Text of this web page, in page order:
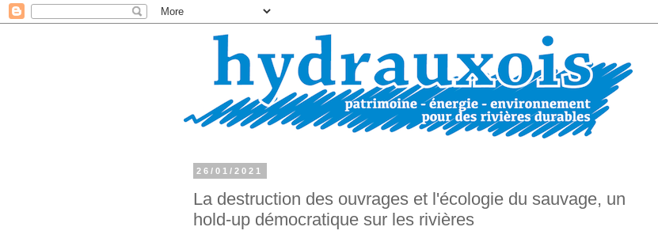
26/01/2021
La destruction des ouvrages et l'écologie du sauvage, un
hold-up démocratique sur les rivières